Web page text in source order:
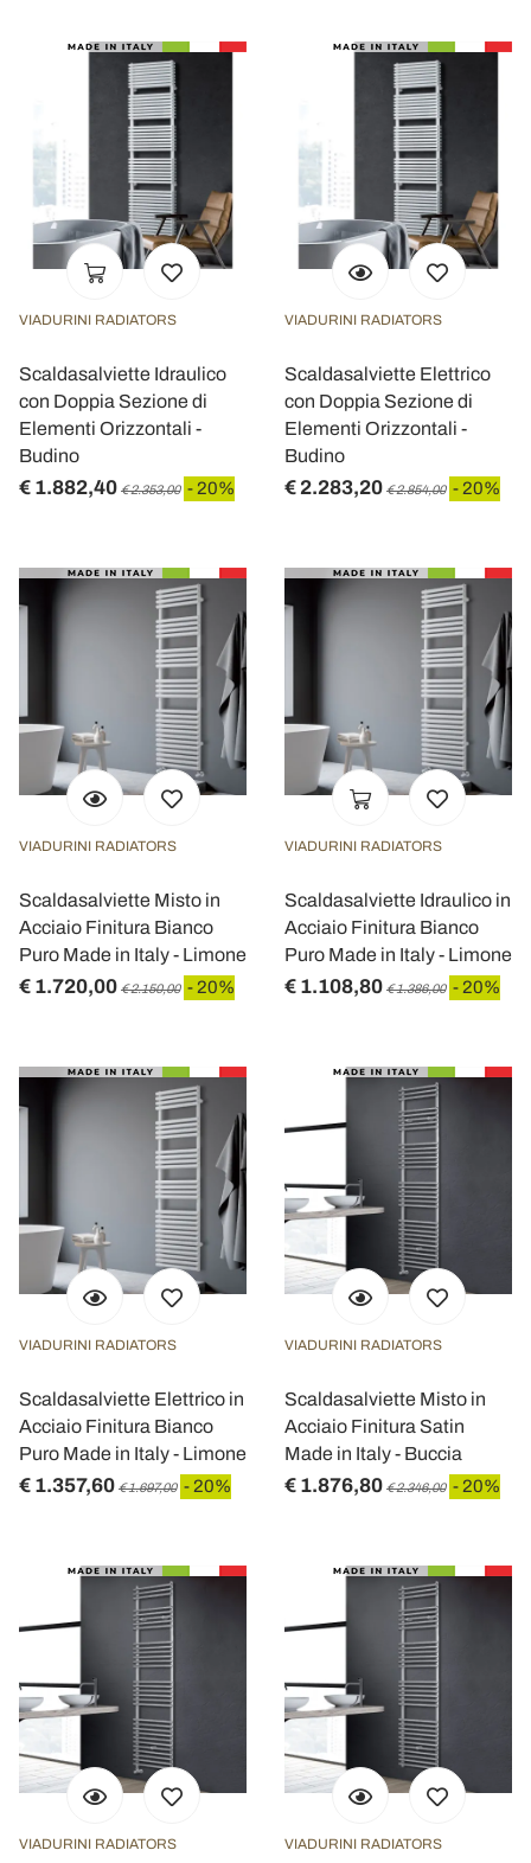
VIADURINI RADIATORS
Scaldasalviette Idraulico
con Doppia Sezione di
Elementi Orizzontali -
Budino
€ 1.882,40 € 2.353,00 - 20%
VIADURINI RADIATORS
Scaldasalviette Elettrico
con Doppia Sezione di
Elementi Orizzontali -
Budino
€ 2.283,20 € 2.854,00 - 20%
VIADURINI RADIATORS
Scaldasalviette Misto in
Acciaio Finitura Bianco
Puro Made in Italy - Limone
€ 1.720,00 € 2.150,00 - 20%
VIADURINI RADIATORS
Scaldasalviette Idraulico in
Acciaio Finitura Bianco
Puro Made in Italy - Limone
€ 1.108,80 € 1.386,00 - 20%
VIADURINI RADIATORS
Scaldasalviette Elettrico in
Acciaio Finitura Bianco
Puro Made in Italy - Limone
€ 1.357,60 € 1.697,00 - 20%
VIADURINI RADIATORS
Scaldasalviette Misto in
Acciaio Finitura Satin
Made in Italy - Buccia
€ 1.876,80 € 2.346,00 - 20%
VIADURINI RADIATORS VIADURINI RADIATORS